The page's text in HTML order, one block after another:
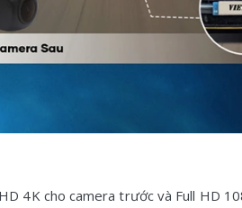
4K cho camera trước và Full HD